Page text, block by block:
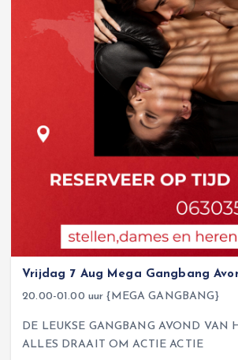
Vrijdag 7 Aug Mega Gangbang
20.00-01.00 uur {MEGA GANGBANG}
DE LEUKSE GANGBANG AVOND VAN
ALLES DRAAIT OM ACTIE ACTIE